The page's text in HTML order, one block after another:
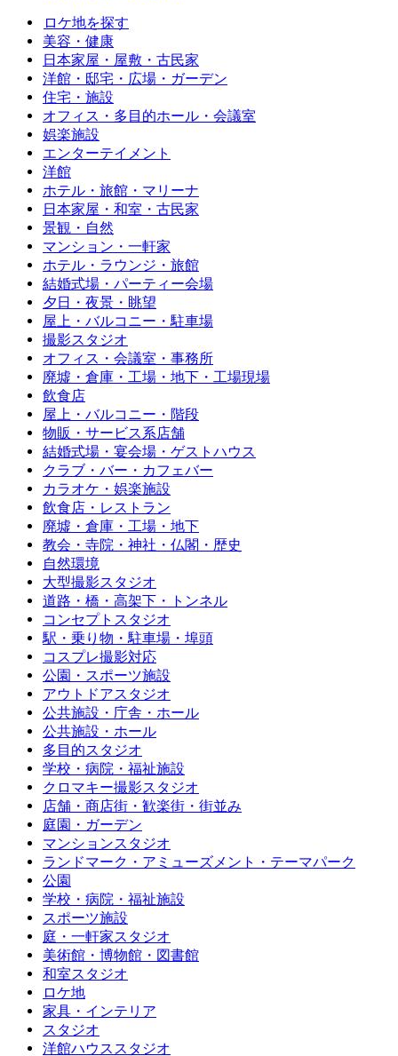
ロケ地を探す
美容・健康
日本家屋・屋敷・古民家
洋館・邸宅・広場・ガーデン
住宅・施設
オフィス・多目的ホール・会議室
娯楽施設
エンターテイメント
洋館
ホテル・旅館・マリーナ
日本家屋・和室・古民家
景観・自然
マンション・一軒家
ホテル・ラウンジ・旅館
結婚式場・パーティー会場
夕日・夜景・眺望
屋上・バルコニー・駐車場
撮影スタジオ
オフィス・会議室・事務所
廃墟・倉庫・工場・地下・工場現場
飲食店
屋上・バルコニー・階段
物販・サービス系店舗
結婚式場・宴会場・ゲストハウス
クラブ・バー・カフェバー
カラオケ・娯楽施設
飲食店・レストラン
廃墟・倉庫・工場・地下
教会・寺院・神社・仏閣・歴史
自然環境
大型撮影スタジオ
道路・橋・高架下・トンネル
コンセプトスタジオ
駅・乗り物・駐車場・埠頭
コスプレ撮影対応
公園・スポーツ施設
アウトドアスタジオ
公共施設・庁舎・ホール
公共施設・ホール
多目的スタジオ
学校・病院・福祉施設
クロマキー撮影スタジオ
店舗・商店街・歓楽街・街並み
庭園・ガーデン
マンションスタジオ
ランドマーク・アミューズメント・テーマパーク
公園
学校・病院・福祉施設
スポーツ施設
庭・一軒家スタジオ
美術館・博物館・図書館
和室スタジオ
ロケ地
家具・インテリア
スタジオ
洋館ハウススタジオ